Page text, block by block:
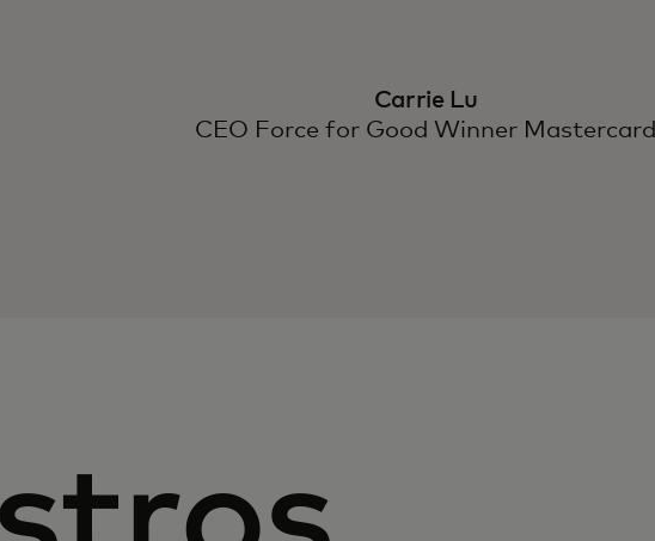
Carrie Lu
CEO Force for Good Winner Mastercard